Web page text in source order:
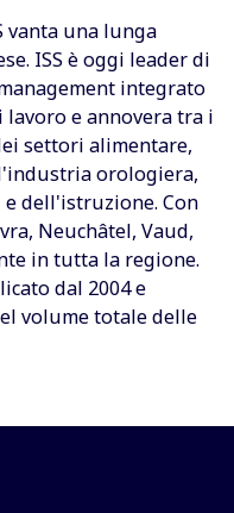
vanta una lunga
ISS è oggi leader di
integrato
e annovera tra i
settori alimentare,
orologiera,
dell'istruzione. Con
Neuchâtel, Vaud,
in tutta la regione.
dal 2004 e
volume totale delle